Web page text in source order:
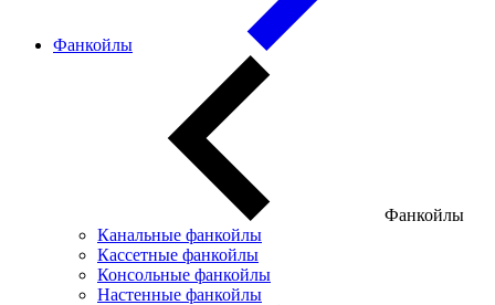
Фанкойлы
Фанкойлы
Канальные фанкойлы
Кассетные фанкойлы
Консольные фанкойлы
Настенные фанкойлы